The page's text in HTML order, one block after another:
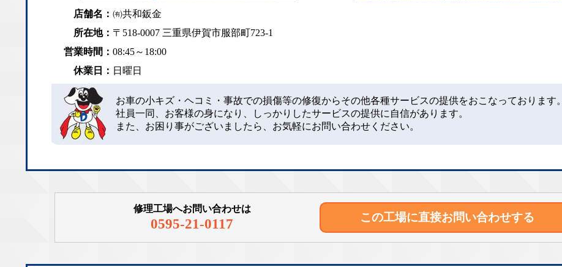
店舗名： ㈲共和鈑金
所在地： 〒518-0007 三重県伊賀市服部町723-1
営業時間： 08:45～18:00
休業日： 日曜日
お車の小キズ・ヘコミ・事故での損傷等の修復からその他各種サービスの提供をおこなっております。
社員一同、お客様の身になり、しっかりしたサービスの提供に自信があります。
また、お困り事がございましたら、お気軽にお問い合わせください。
修理工場へお問い合わせは
0595-21-0117 この工場に直接お問い合わせする